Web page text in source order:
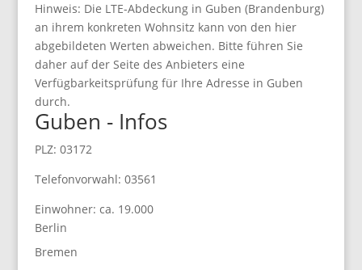
Hinweis: Die LTE-Abdeckung in Guben (Brandenburg)
an ihrem konkreten Wohnsitz kann von den hier
abgebildeten Werten abweichen. Bitte führen Sie
daher auf der Seite des Anbieters eine
Verfügbarkeitsprüfung für Ihre Adresse in Guben
durch.
Guben - Infos
PLZ: 03172
Telefonvorwahl: 03561
Einwohner: ca. 19.000
Berlin
Bremen